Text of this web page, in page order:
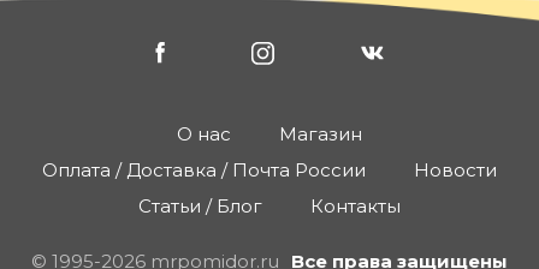
О нас
Магазин
Оплата / Доставка / Почта России
Новости
Статьи / Блог
Контакты
© 1995-2026 mrpomidor.ru Все права защищены